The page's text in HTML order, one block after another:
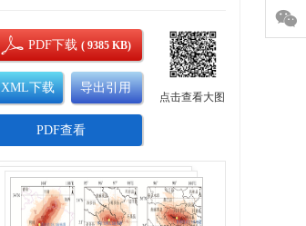
PDF下载( 9385 KB)
XML下载 导出引用
PDF查看
点击查看大图